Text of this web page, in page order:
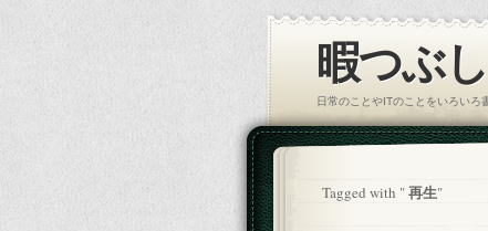
暇つぶ
日常のことやITのことをいろいろ
Tagged with "再生"